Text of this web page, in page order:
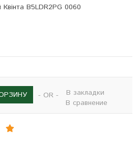
B5LDR2PG 0060
- OR -
В закладки
В сравнение